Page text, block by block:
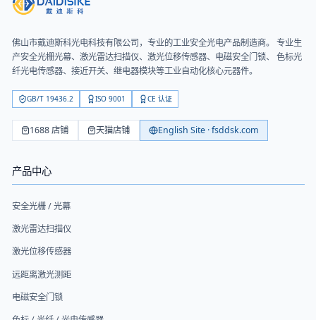
佛山市戴迪斯科光电科技有限公司，专业的工业安全光电产品制造商。 专业生
产安全光栅光幕、激光雷达扫描仪、激光位移传感器、电磁安全门锁、 色标光
纤光电传感器、接近开关、继电器模块等工业自动化核心元器件。
GB/T 19436.2 ISO 9001 CE 认证
1688 店铺 天猫店铺 English Site · fsddsk.com
产品中心
安全光栅 / 光幕
激光雷达扫描仪
激光位移传感器
远距离激光测距
电磁安全门锁